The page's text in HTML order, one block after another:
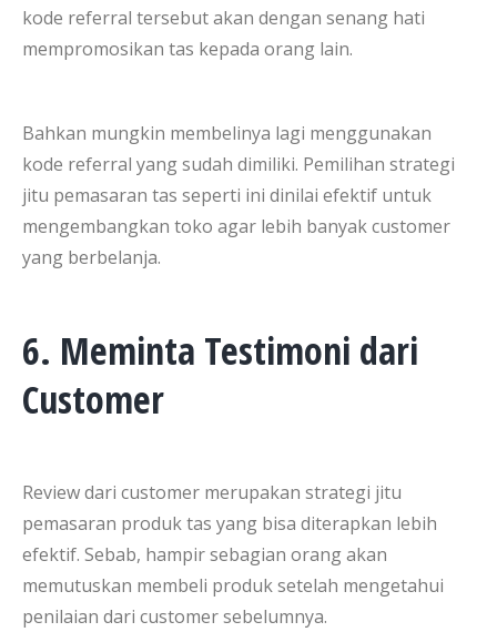
kode referral tersebut akan dengan senang hati
mempromosikan tas kepada orang lain.
Bahkan mungkin membelinya lagi menggunakan
kode referral yang sudah dimiliki. Pemilihan strategi
jitu pemasaran tas seperti ini dinilai efektif untuk
mengembangkan toko agar lebih banyak customer
yang berbelanja.
6. Meminta Testimoni dari
Customer
Review dari customer merupakan strategi jitu
pemasaran produk tas yang bisa diterapkan lebih
efektif. Sebab, hampir sebagian orang akan
memutuskan membeli produk setelah mengetahui
penilaian dari customer sebelumnya.